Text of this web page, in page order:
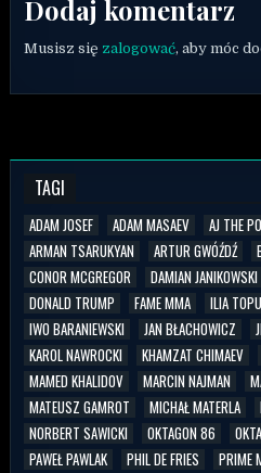
Dodaj komentarz
Musisz się zalogować, aby móc
TAGI
ADAM JOSEF ADAM MASAEV
AJ THE
ARMAN TSARUKYAN
ARTUR GWÓŹDŹ
CONOR MCGREGOR
DAMIAN JANIKOWSKI
DONALD TRUMP
FAME MMA ILIA
IWO BARANIEWSKI
JAN BŁACHOWICZ
KAROL NAWROCKI
KHAMZAT CHIMAEV
MAMED KHALIDOV
MARCIN NAJMAN
MATEUSZ GAMROT
MICHAŁ MATERLA
NORBERT SAWICKI
OKTAGON 86
PAWEŁ PAWLAK
PHIL DE FRIES PRIME